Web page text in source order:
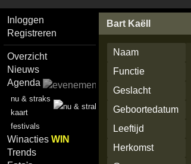
Inloggen
Registreren
Overzicht
Nieuws
Agenda
nu & straks
kaart
festivals
WinactiesWIN
Trends
Bart Kaëll
Naam
Functie
Geslacht
Geboortedatum
Leeftijd
Herkomst